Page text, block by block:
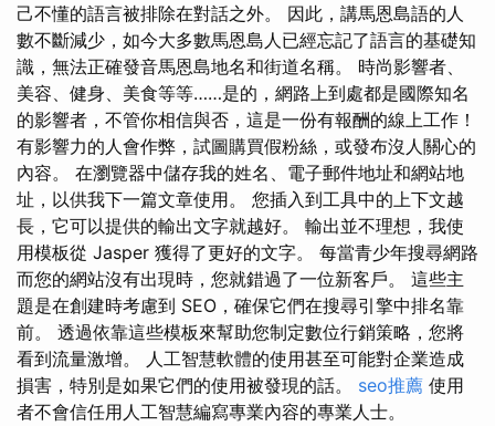
己不懂的語言被排除在對話之外。 因此，講馬恩島語的人
數不斷減少，如今大多數馬恩島人已經忘記了語言的基礎知
識，無法正確發音馬恩島地名和街道名稱。 時尚影響者、
美容、健身、美食等等……是的，網路上到處都是國際知名
的影響者，不管你相信與否，這是一份有報酬的線上工作！
有影響力的人會作弊，試圖購買假粉絲，或發布沒人關心的
內容。 在瀏覽器中儲存我的姓名、電子郵件地址和網站地
址，以供我下一篇文章使用。 您插入到工具中的上下文越
長，它可以提供的輸出文字就越好。 輸出並不理想，我使
用模板從 Jasper 獲得了更好的文字。 每當青少年搜尋網路
而您的網站沒有出現時，您就錯過了一位新客戶。 這些主
題是在創建時考慮到 SEO，確保它們在搜尋引擎中排名靠
前。 透過依靠這些模板來幫助您制定數位行銷策略，您將
看到流量激增。 人工智慧軟體的使用甚至可能對企業造成
損害，特別是如果它們的使用被發現的話。 seo推薦 使用
者不會信任用人工智慧編寫專業內容的專業人士。